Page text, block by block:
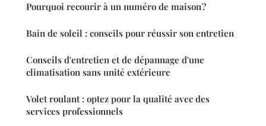
Pourquoi recourir à un numéro de maison ?
Bain de soleil : conseils pour réussir son entretien
Conseils d'entretien et de dépannage d'une
climatisation sans unité extérieure
Volet roulant : optez pour la qualité avec des
services professionnels